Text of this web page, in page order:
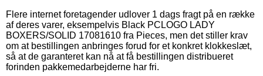
Flere internet foretagender udlover 1 dags fragt på en række
af deres varer, eksempelvis Black PCLOGO LADY
BOXERS/SOLID 17081610 fra Pieces, men det stiller krav
om at bestillingen anbringes forud for et konkret klokkeslæt,
så at de garanteret kan nå at få bestillingen distribueret
forinden pakkemedarbejderne har fri.